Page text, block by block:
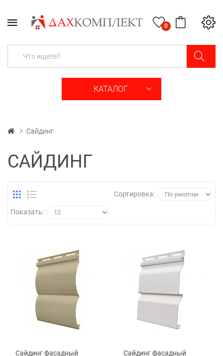
0
КАТАЛОГ
Сайдинг
САЙДИНГ
Сортировка:
Показать:
Сайдинг фасадный
Сайдинг фасадный